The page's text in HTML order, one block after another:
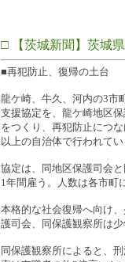
□ 【茨城新聞】茨城
■再犯防止、復帰の土台
龍ケ崎、牛久、河内の3市
支援協定を、龍ケ崎地区
をつくり、再犯防止につ
以上の自治体で行われて
協定は、同地区保護司会
1年間雇う。人数は各市町
本格的な社会復帰へ向け
護司会、同保護観察所は
同保護観察所によると、